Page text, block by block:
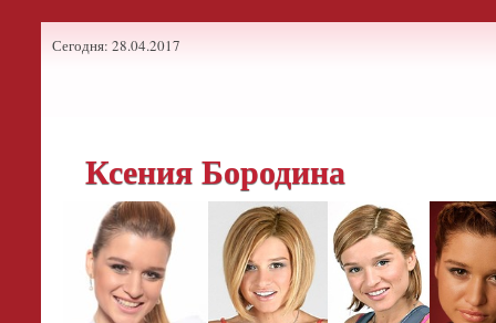
Сегодня: 28.04.2017
Ксения Бородина